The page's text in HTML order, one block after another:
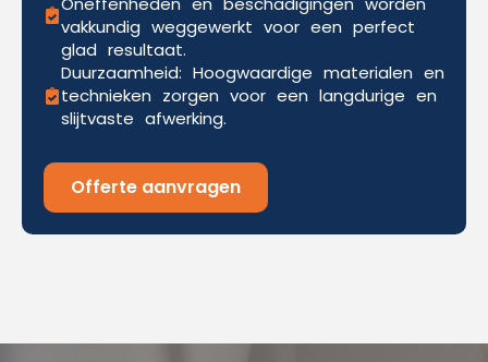
vakkundig weggewerkt voor een perfect
glad resultaat.
Duurzaamheid: Hoogwaardige materialen en
technieken zorgen voor een langdurige en
slijtvaste afwerking.
Offerte aanvragen